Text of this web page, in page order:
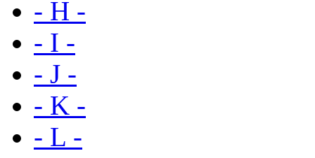
- H -
- I -
- J -
- K -
- L -